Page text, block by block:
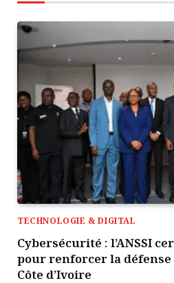
TECHNOLOGIE & DIGITAL
Cybersécurité : l’ANSSI
pour renforcer la
Côte d’Ivoire